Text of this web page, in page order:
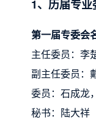
1、历届专业
第一届专委会
主任委员：李
副主任委员：
委员：石成龙
秘书：陆大祥